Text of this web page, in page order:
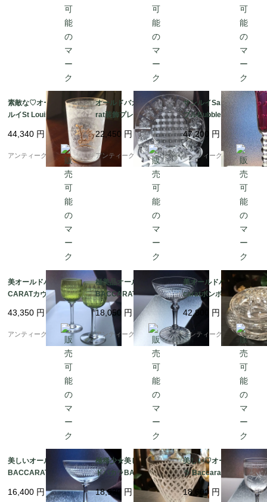
素敵な♡オールドサン
ルイSt Louisゴブレッ
ト金彩☆フロスト加工
☆モノグラム
44,340 円
アンティーク ボアルネ
オールドバカラ Bacca
rat装飾プレート19世紀
クリスタル☆チャール
ズ10世
22,450 円
アンティーク ボアルネ
サンルイSaint Louisバ
ブルBubblesクリスタ
ルシャンパンフルート
♡
47,200 円
アンティーク ボアルネ
美オールドバカラBAC
CARATカヴールCavou
rクリスタルワイングラ
ス★ペア
43,350 円
アンティーク ボアルネ
極美品オールドバカラ
BACCARATドンバー
ルDombasleワイング
ラス★レア
18,050 円
アンティーク ボアルネ
美オールドバカラ Bac
caratボンボニエール★
キャンディーボックス1
00年前
42,800 円
アンティーク ボアルネ
美しいオールドバカラ
BACCARATナンシーN
ancyクリスタルシャン
パングラス
16,400 円
極稀少★美しいオール
ドバカラBACCARAT
ブリュッセル 水、ワイ
ン用グラス♡
18,930 円
美しい♡オールドバカ
ラ BaccaratミモザMi
mosaクリスタルワイ
ングラス
18,600 円